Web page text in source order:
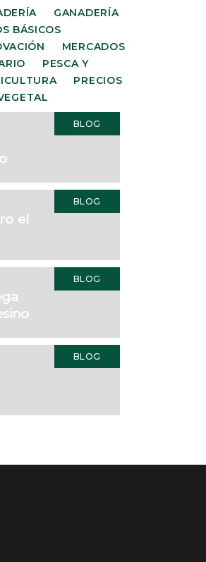
GANADERÍA
BÁSICOS
MERCADOS
PESCA Y
PRECIOS
BLOG
BLOG
el
BLOG
BLOG